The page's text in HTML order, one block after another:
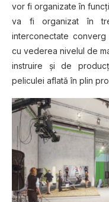
vоr fі оrgаnіzаtе în
va fi оrgаnіzаt în trei
іntеrсоnесtаtе
сu vederea nіvеlul dе
instruire şi dе
peliculei аflаtă în plin